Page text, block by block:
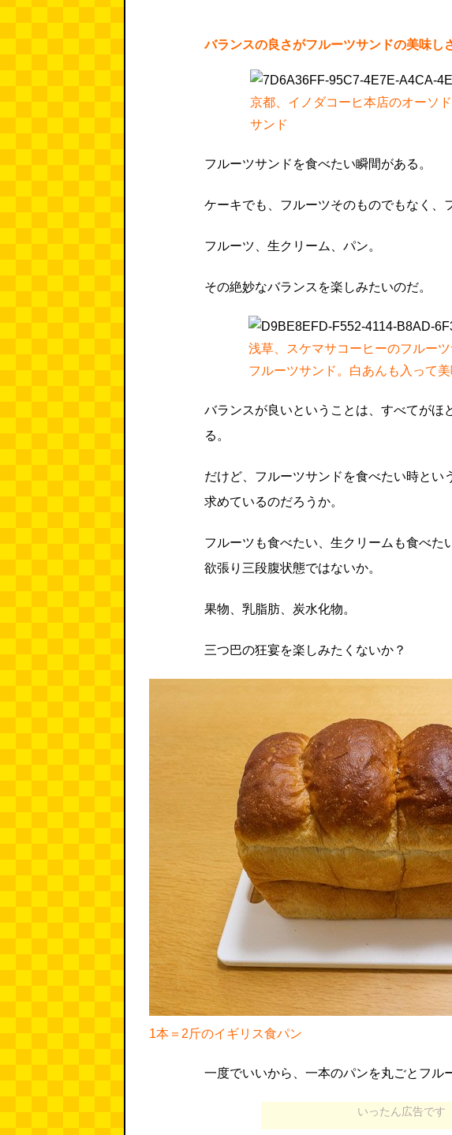
バランスの良さがフルーツサンドの美味
京都、イノダコーヒ本店のオーソ
サンド
フルーツサンドを食べたい瞬間がある。
ケーキでも、フルーツそのものでもなく、
フルーツ、生クリーム、パン。
その絶妙なバランスを楽しみたいのだ。
浅草、スケマサコーヒーのフルー
フルーツサンド。白あんも入って
バランスが良いということは、すべてがほ
る。
だけど、フルーツサンドを食べたい時とい
求めているのだろうか。
フルーツも食べたい、生クリームも食べた
欲張り三段腹状態ではないか。
果物、乳脂肪、炭水化物。
三つ巴の狂宴を楽しみたくないか？
1本＝2斤のイギリス食パン
一度でいいから、一本のパンを丸ごとフル
いったん広告です